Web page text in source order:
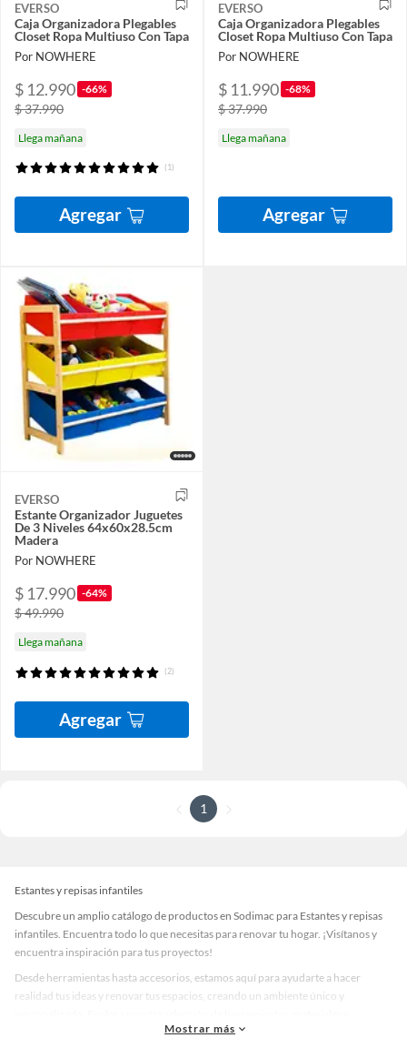
EVERSO
Caja Organizadora Plegables
Closet Ropa Multiuso Con Tapa
Por NOWHERE
$ 12.990 -66%
$ 37.990
Llega mañana
(1)
Agregar
EVERSO
Caja Organizadora Plegables
Closet Ropa Multiuso Con Tapa
Por NOWHERE
$ 11.990 -68%
$ 37.990
Llega mañana
Agregar
EVERSO
Estante Organizador Juguetes
De 3 Niveles 64x60x28.5cm
Madera
Por NOWHERE
$ 17.990 -64%
$ 49.990
Llega mañana
(2)
Agregar
1
Estantes y repisas infantiles
Descubre un amplio catálogo de productos en Sodimac para Estantes y repisas
infantiles. Encuentra todo lo que necesitas para renovar tu hogar. ¡Visítanos y
encuentra inspiración para tus proyectos!
Desde herramientas hasta accesorios, estamos aquí para ayudarte a hacer
realidad tus ideas y renovar tus espacios, creando un ambiente único y
accesorios de calidad que te ayudarán a crear un espacio más tú.
Mostrar más